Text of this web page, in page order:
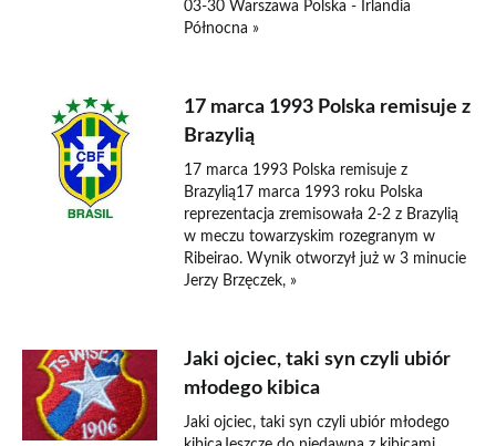
03-30 Warszawa Polska - Irlandia
Północna »
17 marca 1993 Polska remisuje z
Brazylią
17 marca 1993 Polska remisuje z
Brazylią17 marca 1993 roku Polska
reprezentacja zremisowała 2-2 z Brazylią
w meczu towarzyskim rozegranym w
Ribeirao. Wynik otworzył już w 3 minucie
Jerzy Brzęczek, »
Jaki ojciec, taki syn czyli ubiór
młodego kibica
Jaki ojciec, taki syn czyli ubiór młodego